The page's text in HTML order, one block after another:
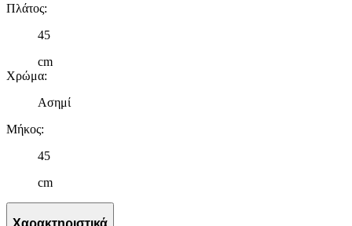
Πλάτος:
45
cm
Χρώμα:
Ασημί
Μήκος:
45
cm